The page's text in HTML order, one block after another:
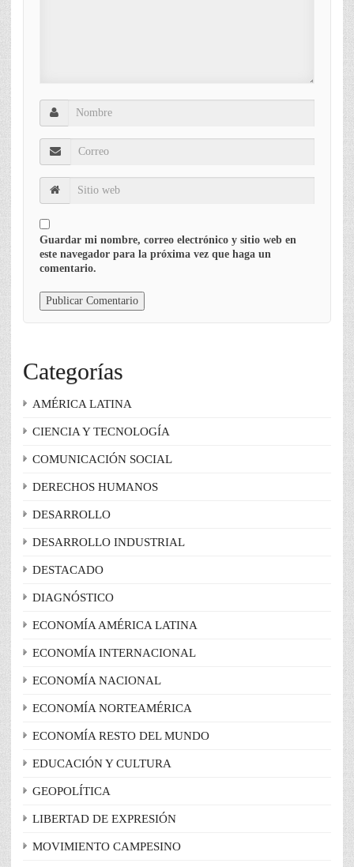
Guardar mi nombre, correo electrónico y sitio web en
este navegador para la próxima vez que haga un
comentario.
Categorías
AMÉRICA LATINA
CIENCIA Y TECNOLOGÍA
COMUNICACIÓN SOCIAL
DERECHOS HUMANOS
DESARROLLO
DESARROLLO INDUSTRIAL
DESTACADO
DIAGNÓSTICO
ECONOMÍA AMÉRICA LATINA
ECONOMÍA INTERNACIONAL
ECONOMÍA NACIONAL
ECONOMÍA NORTEAMÉRICA
ECONOMÍA RESTO DEL MUNDO
EDUCACIÓN Y CULTURA
GEOPOLÍTICA
LIBERTAD DE EXPRESIÓN
MOVIMIENTO CAMPESINO